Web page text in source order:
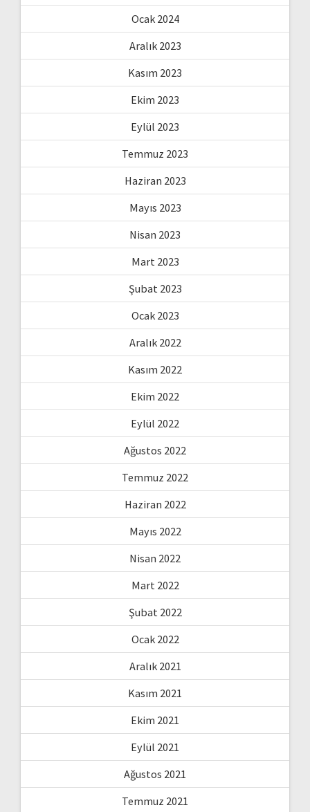
Ocak 2024
Aralık 2023
Kasım 2023
Ekim 2023
Eylül 2023
Temmuz 2023
Haziran 2023
Mayıs 2023
Nisan 2023
Mart 2023
Şubat 2023
Ocak 2023
Aralık 2022
Kasım 2022
Ekim 2022
Eylül 2022
Ağustos 2022
Temmuz 2022
Haziran 2022
Mayıs 2022
Nisan 2022
Mart 2022
Şubat 2022
Ocak 2022
Aralık 2021
Kasım 2021
Ekim 2021
Eylül 2021
Ağustos 2021
Temmuz 2021